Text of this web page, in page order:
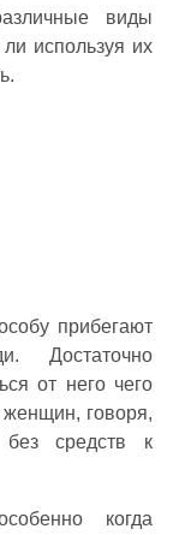
виды
используя их
прибегают
Достаточно
от него чего
женщин, говоря,
средств к
когда